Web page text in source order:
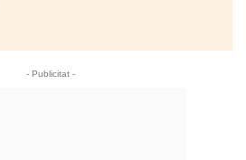
- Publicitat -